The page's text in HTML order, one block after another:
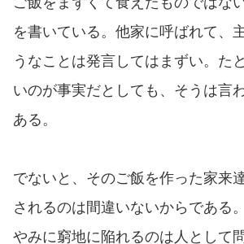
を書いている。他家に呼ばれて、
うなことは発言してはまずい。た
いのが事実だとしても、そうは言
ある。
でないと、そのご飯を作った家来
されるのは間違いないからである
やみに窮地に陥れるのは人として